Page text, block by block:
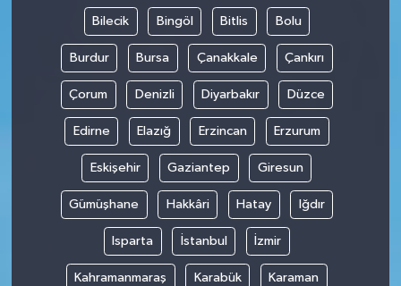
Bilecik Bingöl Bitlis Bolu
Burdur Bursa Çanakkale Çankırı
Çorum Denizli Diyarbakır Düzce
Edirne Elazığ Erzincan Erzurum
Eskişehir Gaziantep Giresun
Gümüşhane Hakkâri Hatay Iğdır
Isparta İstanbul İzmir
Kahramanmaraş Karabük Karaman